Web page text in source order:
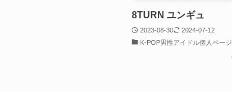
8TURN ユンギュ
2023-08-30
2024-07-12
K-POP男性アイドル個人ページ